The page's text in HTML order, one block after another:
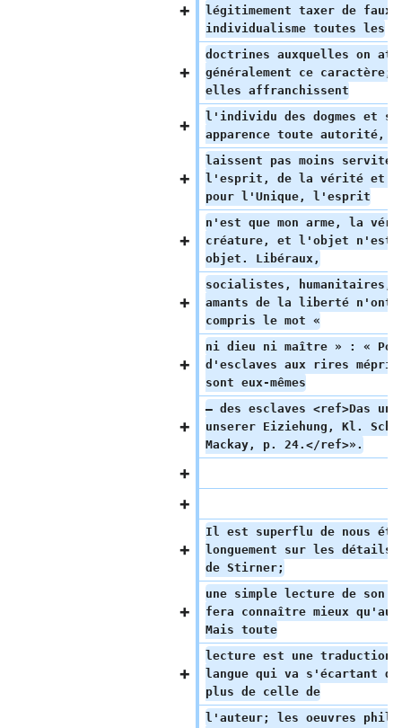
légitimement taxer de faux
individualisme toutes les
doctrines auxquelles on
généralement ce
elles affranchissent
l'individu des dogmes et
apparence toute autorité,
laissent pas moins
l'esprit, de la vérité et
pour l'Unique, l'esprit
n'est que mon arme, la
créature, et l'objet n'est
objet. Libéraux,
socialistes, humanitaires,
amants de la liberté n'ont
compris le mot «
ni dieu ni maître » : «
d'esclaves aux rires
sont eux-mêmes
— des esclaves <ref>Das
unserer Eiziehung, Kl.
Mackay, p. 24.</ref>».
Il est superflu de nous
longuement sur les détails
de Stirner;
une simple lecture de
fera connaître mieux
Mais toute
lecture est une traduction
langue qui va s'écartant
plus de celle de
l'auteur; les oeuvres